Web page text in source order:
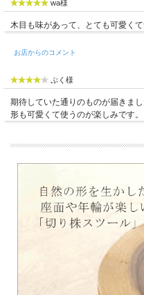
wa様
木目も味があって、とても可愛くて
お店からのコメント
ぷく様
期待していた通りのものが届きまし
形も可愛くて使うのが楽しみです。